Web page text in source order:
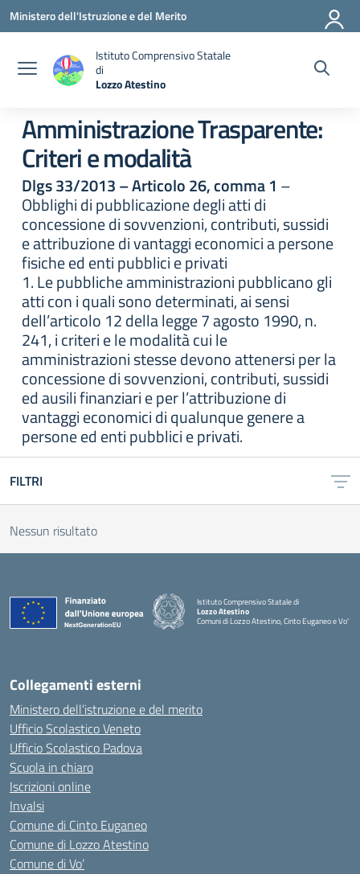
Vai ai contenuti
Vai al menu di navigazione
Vai al footer
Ministero dell'Istruzione e del Merito
Istituto Comprensivo Statale
di
Lozzo Atestino
Amministrazione Trasparente:
Criteri e modalità
Dlgs 33/2013 – Articolo 26, comma 1 –
Obblighi di pubblicazione degli atti di
concessione di sovvenzioni, contributi, sussidi
e attribuzione di vantaggi economici a persone
fisiche ed enti pubblici e privati
1. Le pubbliche amministrazioni pubblicano gli
atti con i quali sono determinati, ai sensi
dell’articolo 12 della legge 7 agosto 1990, n.
241, i criteri e le modalità cui le
amministrazioni stesse devono attenersi per la
concessione di sovvenzioni, contributi, sussidi
ed ausili finanziari e per l’attribuzione di
vantaggi economici di qualunque genere a
persone ed enti pubblici e privati.
FILTRI
Nessun risultato
Istituto Comprensivo Statale di
Lozzo Atestino
Comuni di Lozzo Atestino, Cinto Euganeo e Vo'
— Visita la pagina iniziale della scuola
Collegamenti esterni
Ministero dell’istruzione e del merito
Ufficio Scolastico Veneto
Ufficio Scolastico Padova
Scuola in chiaro
Iscrizioni online
Invalsi
Comune di Cinto Euganeo
Comune di Lozzo Atestino
Comune di Vo’